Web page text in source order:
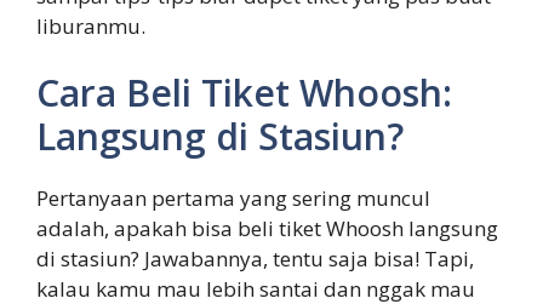
liburanmu.
Cara Beli Tiket Whoosh:
Langsung di Stasiun?
Pertanyaan pertama yang sering muncul
adalah, apakah bisa beli tiket Whoosh langsung
di stasiun? Jawabannya, tentu saja bisa! Tapi,
kalau kamu mau lebih santai dan nggak mau